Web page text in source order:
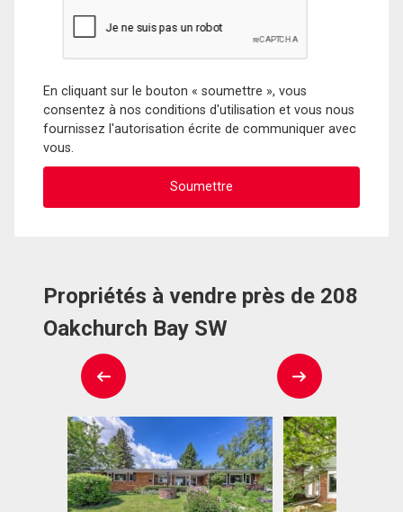
En cliquant sur le bouton « soumettre », vous
consentez à nos conditions d'utilisation et vous nous
fournissez l'autorisation écrite de communiquer avec
vous.
Propriétés à vendre près de 208
Oakchurch Bay SW